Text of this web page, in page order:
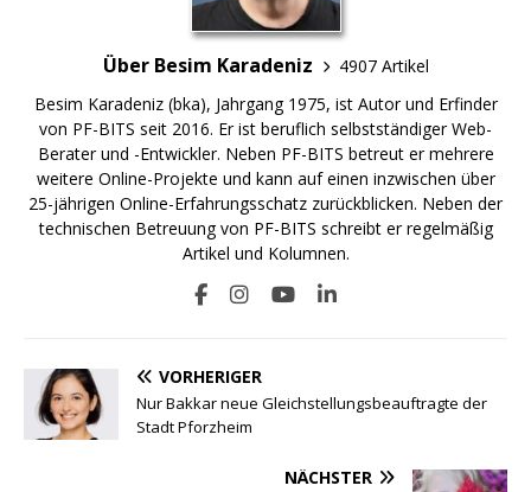
Über Besim Karadeniz
4907 Artikel
Besim Karadeniz (bka), Jahrgang 1975, ist Autor und Erfinder
von PF-BITS seit 2016. Er ist beruflich selbstständiger Web-
Berater und -Entwickler. Neben PF-BITS betreut er mehrere
weitere Online-Projekte und kann auf einen inzwischen über
25-jährigen Online-Erfahrungsschatz zurückblicken. Neben der
technischen Betreuung von PF-BITS schreibt er regelmäßig
Artikel und Kolumnen.
VORHERIGER
Nur Bakkar neue Gleichstellungsbeauftragte der
Stadt Pforzheim
NÄCHSTER